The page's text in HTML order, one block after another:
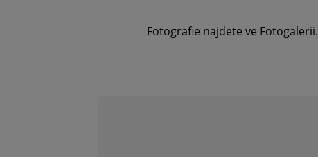
Fotografie najdete ve Fotogalerii.